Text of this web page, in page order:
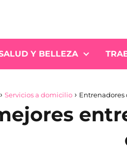
Y BELLEZA
Servicios a domicilio Entrenadores